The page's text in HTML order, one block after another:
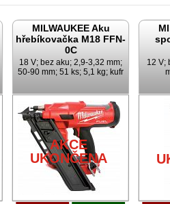
MILWAUKEE Aku
hřebíkovačka M18 FFN-
0C
18 V; bez aku; 2,9-3,32 mm;
50-90 mm; 51 ks; 5,1 kg; kufr
AKCE
UKONČENA
12 V;